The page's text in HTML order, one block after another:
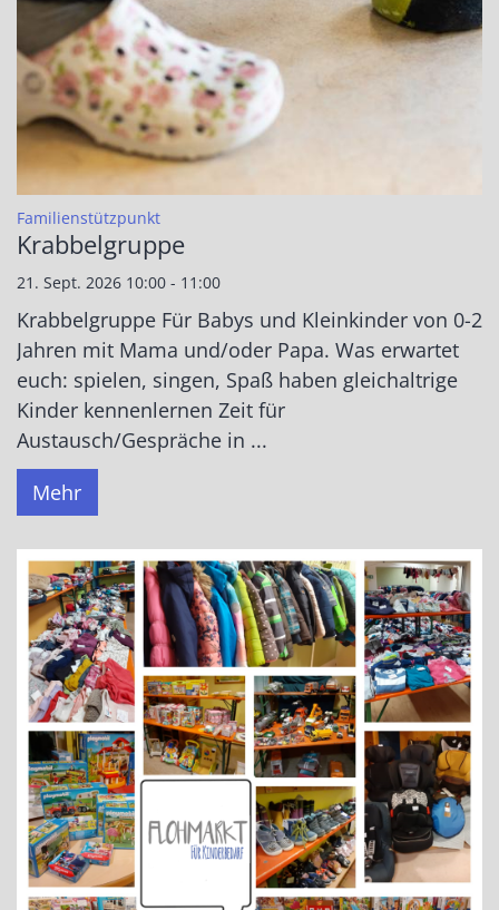
Familienstützpunkt:
Krabbelgruppe
21. Sept. 2026 10:00 - 11:00
Krabbelgruppe Für Babys und Kleinkinder von 0-2
Jahren mit Mama und/oder Papa. Was erwartet
euch: spielen, singen, Spaß haben gleichaltrige
Kinder kennenlernen Zeit für
Austausch/Gespräche in ...
Mehr